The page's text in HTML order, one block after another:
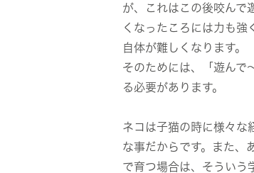
が、これはこの後咬んで
くなったころには力も強
自体が難しくなります。
そのためには、「遊んで
る必要があります。
ネコは子猫の時に様々な
な事だからです。また、
で育つ場合は、そういう